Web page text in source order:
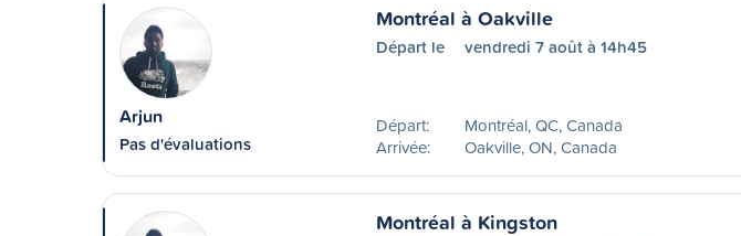
Arjun
Pas d'évaluations
Montréal à Oakville
Départ le vendredi 7 août à 14h45
Départ:
Montréal, QC, Canada
Arrivée:
Oakville, ON, Canada
Montréal à Kingston